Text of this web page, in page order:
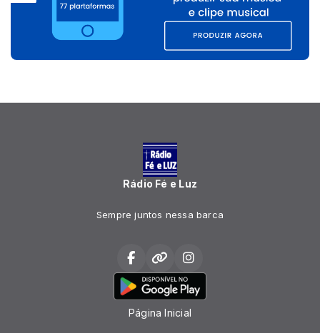
Rádio Fé e Luz
Sempre juntos nessa barca
Página Inicial